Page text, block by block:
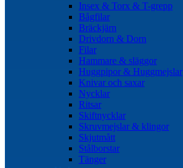
Insex & Torx & T-grepp
Bågfilar
Bräckjärn
Drivdorn & Dorn
Filar
Hammare & släggor
Huggpipor & Huggmejslar
Knivar och saxar
Nycklar
Ritsar
Skiftnycklar
Skruvmejslar & klingor
Skjutmått
Stålborstar
Tänger